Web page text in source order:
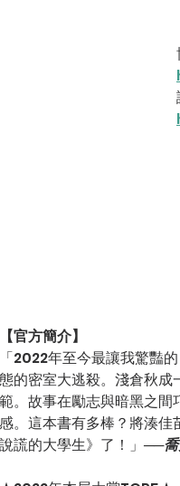
【官方簡介】
「2022年至今最讓我驚豔
態的密室大逃殺。淺倉秋
範。故事在勵志與暗黑之
感。這本書有多棒？將湊
說謊的大學生》了！」──